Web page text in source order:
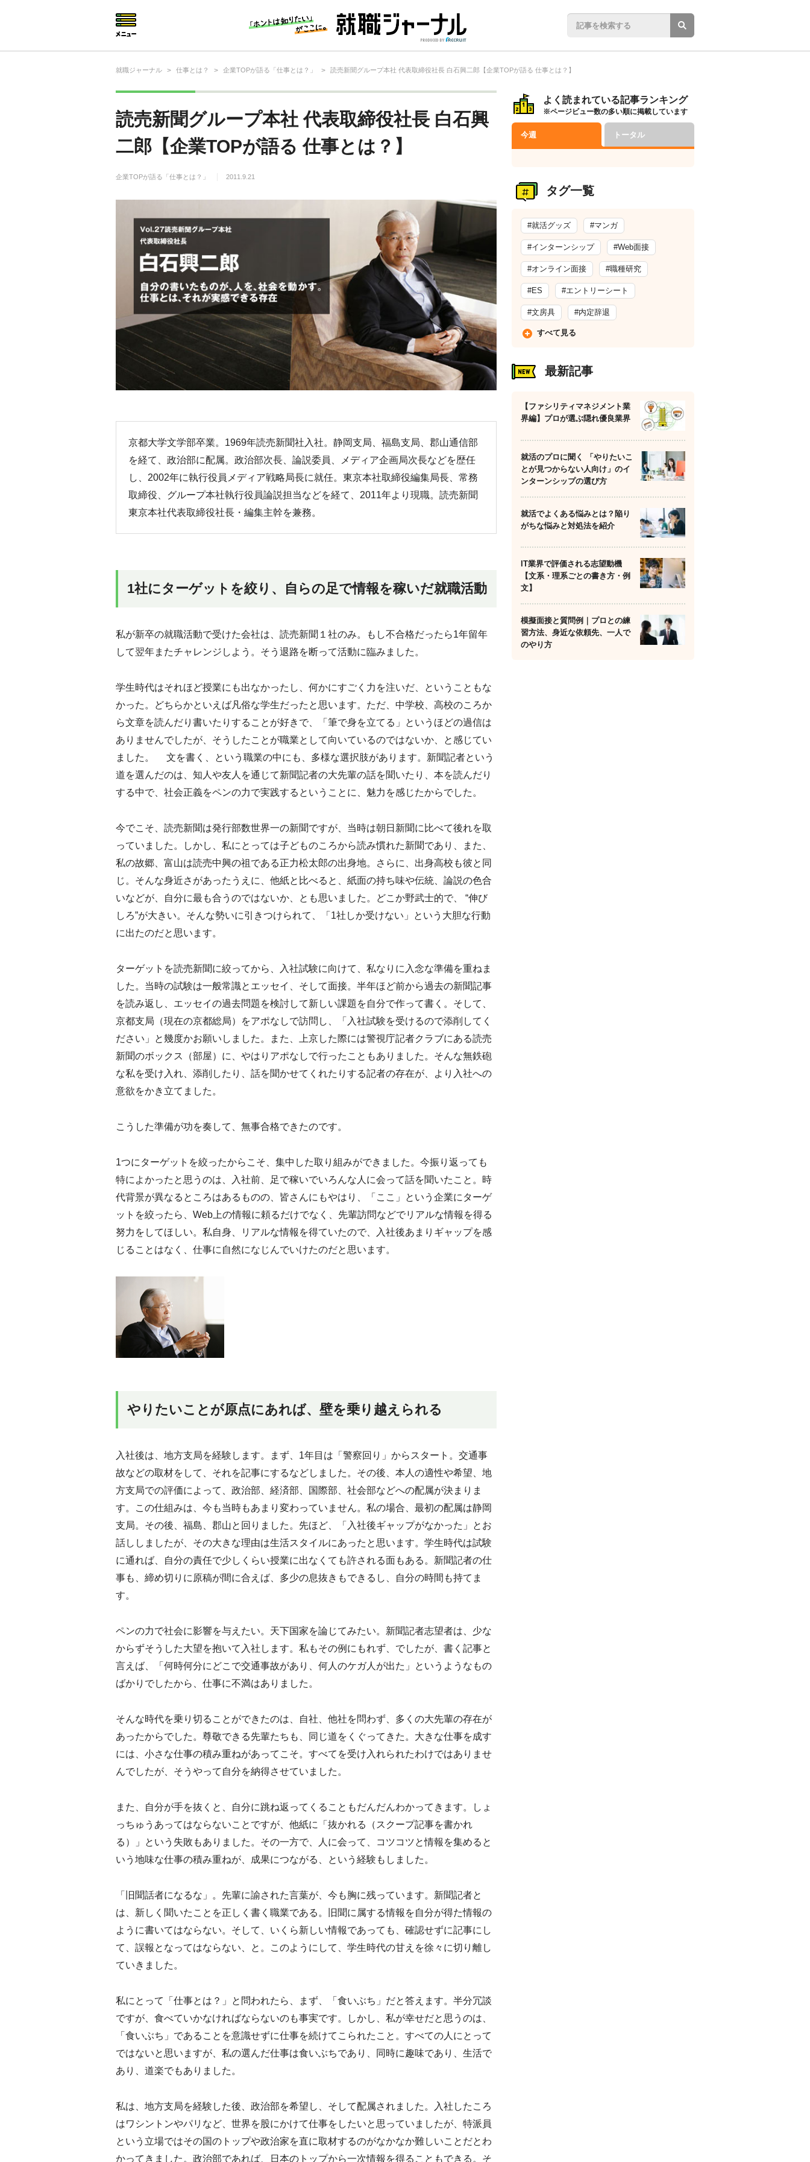
就職ジャーナル > 仕事とは？ > 企業TOPが語る「仕事とは？」 > 読売新聞グループ本社 代表取締役社長 白石興二郎【企業TOPが語る 仕事とは？】
読売新聞グループ本社 代表取締役社長 白石興
二郎【企業TOPが語る 仕事とは？】
企業TOPが語る「仕事とは？」 2011.9.21
京都大学文学部卒業。1969年読売新聞社入社。静岡支局、福島支局、郡山通信部
を経て、政治部に配属。政治部次長、論説委員、メディア企画局次長などを歴任
し、2002年に執行役員メディア戦略局長に就任。東京本社取締役編集局長、常務
取締役、グループ本社執行役員論説担当などを経て、2011年より現職。読売新聞
東京本社代表取締役社長・編集主幹を兼務。
1社にターゲットを絞り、自らの足で情報を稼いだ就職活動
私が新卒の就職活動で受けた会社は、読売新聞１社のみ。もし不合格だったら1年留年
して翌年またチャレンジしよう。そう退路を断って活動に臨みました。
学生時代はそれほど授業にも出なかったし、何かにすごく力を注いだ、ということもな
かった。どちらかといえば凡俗な学生だったと思います。ただ、中学校、高校のころか
ら文章を読んだり書いたりすることが好きで、「筆で身を立てる」というほどの過信は
ありませんでしたが、そうしたことが職業として向いているのではないか、と感じてい
ました。 文を書く、という職業の中にも、多様な選択肢があります。新聞記者という
道を選んだのは、知人や友人を通じて新聞記者の大先輩の話を聞いたり、本を読んだり
する中で、社会正義をペンの力で実践するということに、魅力を感じたからでした。
今でこそ、読売新聞は発行部数世界一の新聞ですが、当時は朝日新聞に比べて後れを取
っていました。しかし、私にとっては子どものころから読み慣れた新聞であり、また、
私の故郷、富山は読売中興の祖である正力松太郎の出身地。さらに、出身高校も彼と同
じ。そんな身近さがあったうえに、他紙と比べると、紙面の持ち味や伝統、論説の色合
いなどが、自分に最も合うのではないか、とも思いました。どこか野武士的で、 “伸び
しろ”が大きい。そんな勢いに引きつけられて、「1社しか受けない」という大胆な行動
に出たのだと思います。
ターゲットを読売新聞に絞ってから、入社試験に向けて、私なりに入念な準備を重ねま
した。当時の試験は一般常識とエッセイ、そして面接。半年ほど前から過去の新聞記事
を読み返し、エッセイの過去問題を検討して新しい課題を自分で作って書く。そして、
京都支局（現在の京都総局）をアポなしで訪問し、「入社試験を受けるので添削してく
ださい」と幾度かお願いしました。また、上京した際には警視庁記者クラブにある読売
新聞のボックス（部屋）に、やはりアポなしで行ったこともありました。そんな無鉄砲
な私を受け入れ、添削したり、話を聞かせてくれたりする記者の存在が、より入社への
意欲をかき立てました。
こうした準備が功を奏して、無事合格できたのです。
1つにターゲットを絞ったからこそ、集中した取り組みができました。今振り返っても
特によかったと思うのは、入社前、足で稼いでいろんな人に会って話を聞いたこと。時
代背景が異なるところはあるものの、皆さんにもやはり、「ここ」という企業にターゲ
ットを絞ったら、Web上の情報に頼るだけでなく、先輩訪問などでリアルな情報を得る
努力をしてほしい。私自身、リアルな情報を得ていたので、入社後あまりギャップを感
じることはなく、仕事に自然になじんでいけたのだと思います。
やりたいことが原点にあれば、壁を乗り越えられる
入社後は、地方支局を経験します。まず、1年目は「警察回り」からスタート。交通事
故などの取材をして、それを記事にするなどしました。その後、本人の適性や希望、地
方支局での評価によって、政治部、経済部、国際部、社会部などへの配属が決まりま
す。この仕組みは、今も当時もあまり変わっていません。私の場合、最初の配属は静岡
支局。その後、福島、郡山と回りました。先ほど、「入社後ギャップがなかった」とお
話ししましたが、その大きな理由は生活スタイルにあったと思います。学生時代は試験
に通れば、自分の責任で少しくらい授業に出なくても許される面もある。新聞記者の仕
事も、締め切りに原稿が間に合えば、多少の息抜きもできるし、自分の時間も持てま
す。
ペンの力で社会に影響を与えたい。天下国家を論じてみたい。新聞記者志望者は、少な
からずそうした大望を抱いて入社します。私もその例にもれず、でしたが、書く記事と
言えば、「何時何分にどこで交通事故があり、何人のケガ人が出た」というようなもの
ばかりでしたから、仕事に不満はありました。
そんな時代を乗り切ることができたのは、自社、他社を問わず、多くの大先輩の存在が
あったからでした。尊敬できる先輩たちも、同じ道をくぐってきた。大きな仕事を成す
には、小さな仕事の積み重ねがあってこそ。すべてを受け入れられたわけではありませ
んでしたが、そうやって自分を納得させていました。
また、自分が手を抜くと、自分に跳ね返ってくることもだんだんわかってきます。しょ
っちゅうあってはならないことですが、他紙に「抜かれる（スクープ記事を書かれ
る）」という失敗もありました。その一方で、人に会って、コツコツと情報を集めると
いう地味な仕事の積み重ねが、成果につながる、という経験もしました。
「旧聞話者になるな」。先輩に諭された言葉が、今も胸に残っています。新聞記者と
は、新しく聞いたことを正しく書く職業である。旧聞に属する情報を自分が得た情報の
ように書いてはならない。そして、いくら新しい情報であっても、確認せずに記事にし
て、誤報となってはならない、と。このようにして、学生時代の甘えを徐々に切り離し
ていきました。
私にとって「仕事とは？」と問われたら、まず、「食いぶち」だと答えます。半分冗談
ですが、食べていかなければならないのも事実です。しかし、私が幸せだと思うのは、
「食いぶち」であることを意識せずに仕事を続けてこられたこと。すべての人にとって
ではないと思いますが、私の選んだ仕事は食いぶちであり、同時に趣味であり、生活で
あり、道楽でもありました。
私は、地方支局を経験した後、政治部を希望し、そして配属されました。入社したころ
はワシントンやパリなど、世界を股にかけて仕事をしたいと思っていましたが、特派員
という立場ではその国のトップや政治家を直に取材するのがなかなか難しいことだとわ
かってきました。政治部であれば、日本のトップから一次情報を得ることもできる。そ
よく読まれている記事ランキング
※ページビュー数の多い順に掲載しています
今週 トータル
タグ一覧
#就活グッズ #マンガ
#インターンシップ #Web面接
#オンライン面接 #職種研究
#ES #エントリーシート
#文房具 #内定辞退
すべて見る
最新記事
【ファシリティマネジメント業
界編】プロが選ぶ隠れ優良業界
就活のプロに聞く 「やりたいこ
とが見つからない人向け」のイ
ンターンシップの選び方
就活でよくある悩みとは？陥り
がちな悩みと対処法を紹介
IT業界で評価される志望動機
【文系・理系ごとの書き方・例
文】
模擬面接と質問例｜プロとの練
習方法、身近な依頼先、一人で
のやり方
仕事の選び方・ヒント
仕事とは？